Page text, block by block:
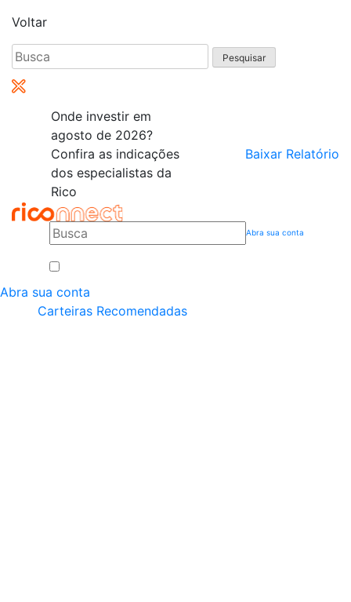
Voltar
Pesquisar
por:
Onde investir em
agosto de 2026?
Confira as indicações
dos especialistas da
Rico
Baixar Relatório
Abra sua conta
Abra sua conta
Carteiras Recomendadas